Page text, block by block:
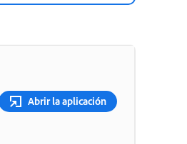
Abrir la aplicación